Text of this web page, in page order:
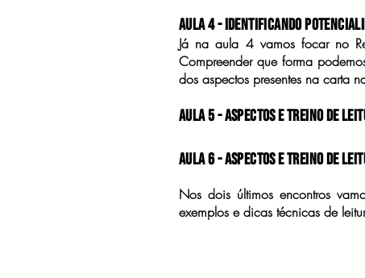
Aula 4 - Identificando
Já na aula 4 vamos focar no
Compreender que forma
dos aspectos presentes na carta
Aula 5 - Aspectos e Treino de
Aula 6 - Aspectos e Treino de
Nos dois últimos encontros
exemplos e dicas técnicas de